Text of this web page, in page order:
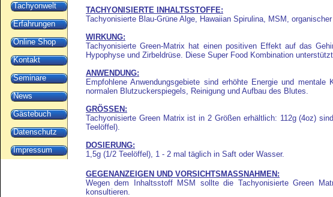
Tachyonwelt
Erfahrungen
Online Shop
Kontakt
Seminare
News
Gästebuch
Datenschutz
Impressum
TACHYONISIERTE INHALTSSTOFFE:
Tachyonisierte Blau-Grüne Alge, Hawaiian Spirulina, MSM,
WIRKUNG:
Tachyonisierte Green-Matrix hat einen positiven Effekt auf das
Hypophyse und Zirbeldrüse. Diese Super Food Kombination
ANWENDUNG:
Empfohlene Anwendungsgebiete sind erhöhte Energie und
normalen Blutzuckerspiegels, Reinigung und Aufbau des Blutes.
GRÖSSEN:
Tachyonisierte Green Matrix ist in 2 Größen erhältlich: 112g (4oz)
Teelöffel).
DOSIERUNG:
1,5g (1/2 Teelöffel), 1 - 2 mal täglich in Saft oder Wasser.
GEGENANZEIGEN UND VORSICHTSMASSNAHMEN:
Wegen dem Inhaltsstoff MSM sollte die Tachyonisierte Green
konsultieren.